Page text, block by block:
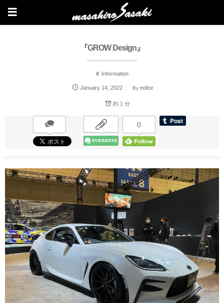
『GROW Design』
Information
January 14, 2022 By editor
約 1 分
0